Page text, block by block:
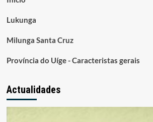
Lukunga
Milunga Santa Cruz
Província do Uíge - Caracteristas gerais
Actualidades